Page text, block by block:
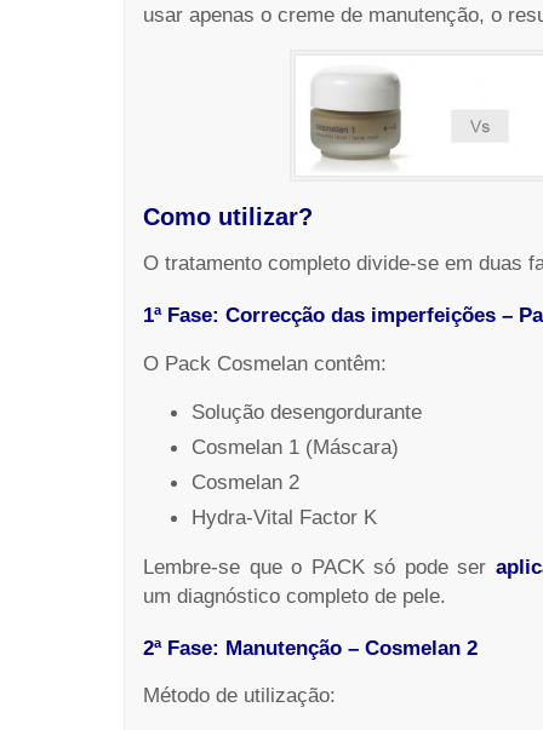
usar apenas o creme de manutenção, o
Como utilizar?
O tratamento completo divide-se em duas
1ª Fase: Correcção das imperfeições –
O Pack Cosmelan contêm:
Solução desengordurante
Cosmelan 1 (Máscara)
Cosmelan 2
Hydra-Vital Factor K
Lembre-se que o PACK só pode ser
um diagnóstico completo de pele.
2ª Fase: Manutenção – Cosmelan 2
Método de utilização: